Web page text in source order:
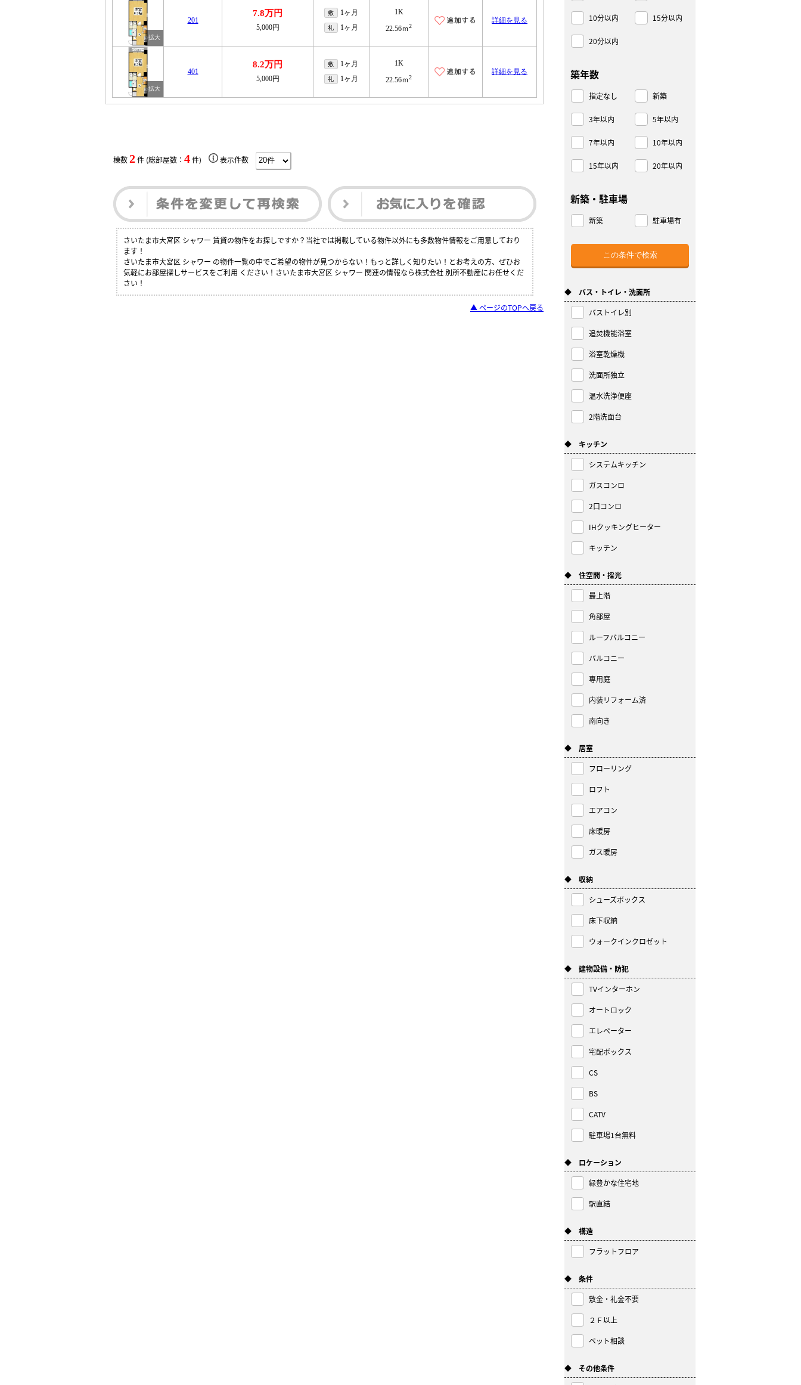
201
7.8万円
5,000円
敷 1ヶ月
礼 1ヶ月
1K
22.56ｍ2
詳細を見る
401
8.2万円
5,000円
敷 1ヶ月
礼 1ヶ月
1K
22.56ｍ2
詳細を見る
棟数2件 (総部屋数： 4件) 表示件数
さいたま市大宮区 シャワー 賃貸の物件をお探しですか？当社では掲載している物件以外にも多数物件情報をご用意しており
ます！
さいたま市大宮区 シャワー の物件一覧の中でご希望の物件が見つからない！もっと詳しく知りたい！とお考えの方、ぜひお
気軽にお部屋探しサービスをご利用 ください！さいたま市大宮区 シャワー 関連の情報なら株式会社 別所不動産にお任せくだ
さい！
▲ ページのTOPへ戻る
10分以内 15分以内
20分以内
築年数
指定なし 新築
3年以内 5年以内
7年以内 10年以内
15年以内 20年以内
新築・駐車場
新築 駐車場有
◆ バス・トイレ・洗面所
バストイレ別
追焚機能浴室
浴室乾燥機
洗面所独立
温水洗浄便座
2階洗面台
◆ キッチン
システムキッチン
ガスコンロ
2口コンロ
IHクッキングヒーター
キッチン
◆ 住空間・採光
最上階
角部屋
ルーフバルコニー
バルコニー
専用庭
内装リフォーム済
南向き
◆ 居室
フローリング
ロフト
エアコン
床暖房
ガス暖房
◆ 収納
シューズボックス
床下収納
ウォークインクロゼット
◆ 建物設備・防犯
TVインターホン
オートロック
エレベーター
宅配ボックス
CS
BS
CATV
駐車場1台無料
◆ ロケーション
緑豊かな住宅地
駅直結
◆ 構造
フラットフロア
◆ 条件
敷金・礼金不要
２Ｆ以上
ペット相談
◆ その他条件